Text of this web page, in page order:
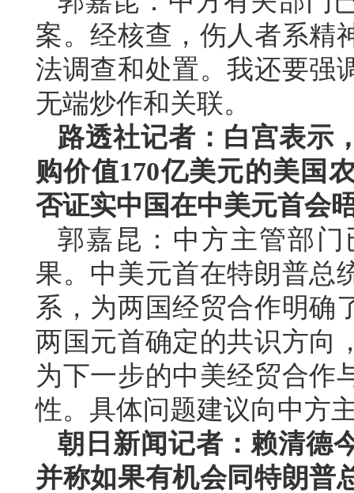
案。经核查，伤人者系精
法调查和处置。我还要强
无端炒作和关联。
路透社记者：白宫表示
购价值170亿美元的美国
否证实中国在中美元首会
郭嘉昆：中方主管部
果。中美元首在特朗普总
系，为两国经贸合作明确
两国元首确定的共识方向
为下一步的中美经贸合作
性。具体问题建议向中方
朝日新闻记者：赖清德
并称如果有机会同特朗普